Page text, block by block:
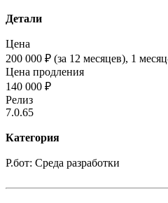
Детали
Цена
200 000 ₽ (за 12 месяцев), 1
Цена продления
140 000 ₽
Релиз
7.0.65
Категория
Р.бот: Среда разработки